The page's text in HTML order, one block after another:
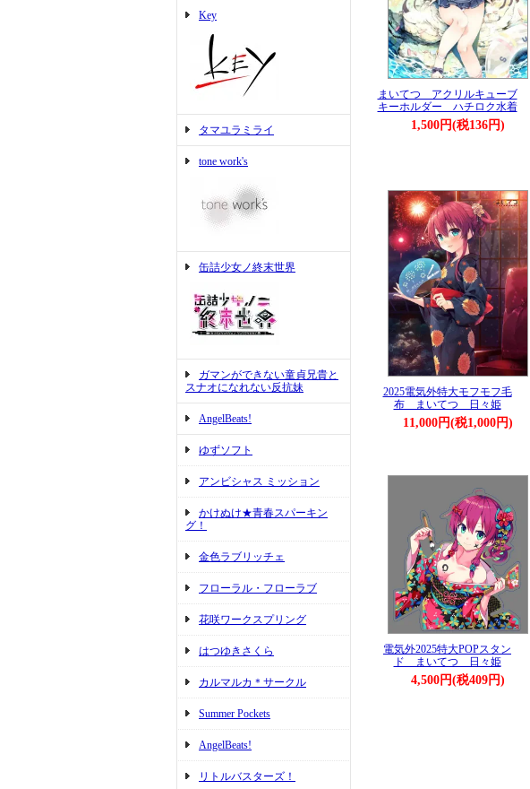
Key
タマユラミライ
tone work's
缶詰少女ノ終末世界
ガマンができない童貞兄貴と
スナオになれない反抗妹
AngelBeats!
ゆずソフト
アンビシャス ミッション
かけぬけ★青春スパーキン
グ！
金色ラブリッチェ
フローラル・フローラブ
花咲ワークスプリング
はつゆきさくら
カルマルカ＊サークル
Summer Pockets
AngelBeats!
リトルバスターズ！
まいてつ アクリルキューブ
キーホルダー ハチロク水着
1,500円(税136円)
2025電気外特大モフモフ毛
布 まいてつ 日々姫
11,000円(税1,000円)
電気外2025特大POPスタン
ド まいてつ 日々姫
4,500円(税409円)